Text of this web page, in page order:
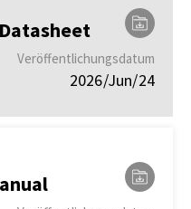
Veröffentlichungsdatum
2026/Jun/24